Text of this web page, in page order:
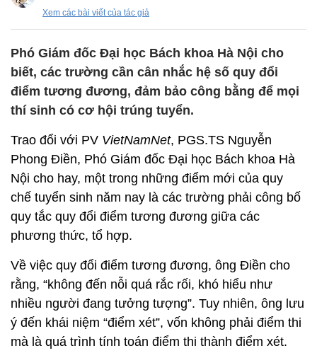
Xem các bài viết của tác giả
Phó Giám đốc Đại học Bách khoa Hà Nội cho
biết, các trường cần cân nhắc hệ số quy đổi
điểm tương đương, đảm bảo công bằng để mọi
thí sinh có cơ hội trúng tuyển.
Trao đổi với PV VietNamNet, PGS.TS Nguyễn
Phong Điền, Phó Giám đốc Đại học Bách khoa Hà
Nội cho hay, một trong những điểm mới của quy
chế tuyển sinh năm nay là các trường phải công bố
quy tắc quy đổi điểm tương đương giữa các
phương thức, tổ hợp.
Về việc quy đổi điểm tương đương, ông Điền cho
rằng, “không đến nỗi quá rắc rối, khó hiểu như
nhiều người đang tưởng tượng”. Tuy nhiên, ông lưu
ý đến khái niệm “điểm xét”, vốn không phải điểm thi
mà là quá trình tính toán điểm thi thành điểm xét.